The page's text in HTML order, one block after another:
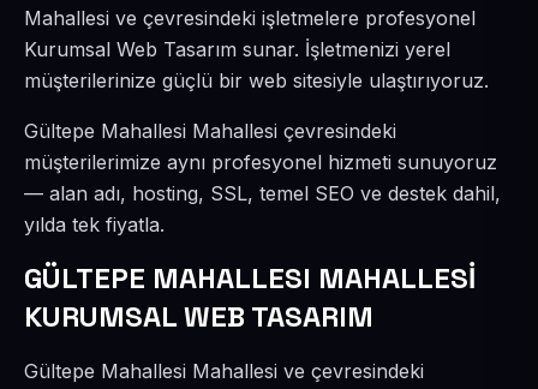
Mahallesi ve çevresindeki işletmelere profesyonel
Kurumsal Web Tasarım sunar. İşletmenizi yerel
müşterilerinize güçlü bir web sitesiyle ulaştırıyoruz.
Gültepe Mahallesi Mahallesi çevresindeki
müşterilerimize aynı profesyonel hizmeti sunuyoruz
— alan adı, hosting, SSL, temel SEO ve destek dahil,
yılda tek fiyatla.
GÜLTEPE MAHALLESI MAHALLESİ
KURUMSAL WEB TASARIM
Gültepe Mahallesi Mahallesi ve çevresindeki